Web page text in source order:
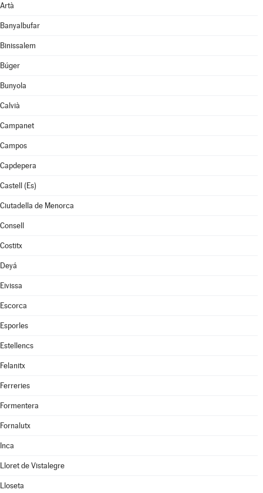
Artà
Banyalbufar
Binissalem
Búger
Bunyola
Calvià
Campanet
Campos
Capdepera
Castell (Es)
Ciutadella de Menorca
Consell
Costitx
Deyá
Eivissa
Escorca
Esporles
Estellencs
Felanitx
Ferreries
Formentera
Fornalutx
Inca
Lloret de Vistalegre
Lloseta